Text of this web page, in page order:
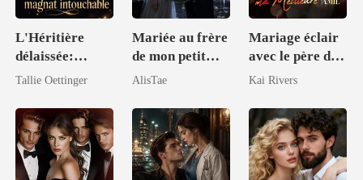
L'Héritière
délaissée:
Épouser le
intouchable
Tallie Oettinger
Mariée au frère
de mon petit
ami
AlisTae
Mariage éclair
avec le père de
ma meilleure
Kai Rivers